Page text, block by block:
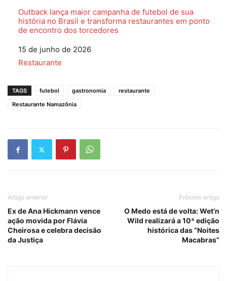
Outback lança maior campanha de futebol de sua
história no Brasil e transforma restaurantes em ponto
de encontro dos torcedores
Data
15 de junho de 2026
Em relação a
Restaurante
TAGS futebol gastronomia
restaurante
Restaurante Namazônia
Artigo anterior
Ex de Ana Hickmann vence
ação movida por Flávia
Cheirosa e celebra decisão
da Justiça
Próximo artigo
O Medo está de volta: Wet’n
Wild realizará a 10ª edição
histórica das “Noites
Macabras”